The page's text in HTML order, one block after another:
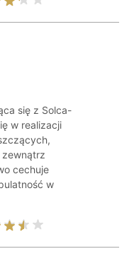
się z Solca-
w realizacji
zewnątrz
cechuje
w